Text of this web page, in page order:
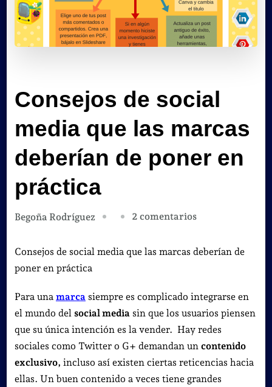
Consejos de social
media que las marcas
deberían de poner en
práctica
Begoña Rodríguez 2 comentariosen
de
que
las
marcas
deberían
de
poner
Consejos de social media que las marcas deberían de
poner en práctica
Para una marcasiempre es complicado integrarse en
el mundo del social mediasin que los usuarios piensen
que su única intención es la vender. Hay redes
sociales como Twitter o G+ demandan un contenido
exclusivo, incluso así existen ciertas reticencias hacia
ellas. Un buen contenido a veces tiene grandes